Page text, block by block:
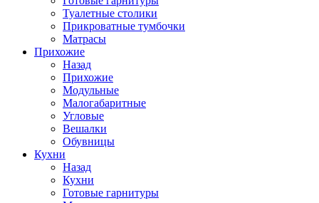
Туалетные столики
Прикроватные тумбочки
Матрасы
Прихожие
Назад
Прихожие
Модульные
Малогабаритные
Угловые
Вешалки
Обувницы
Кухни
Назад
Кухни
Готовые гарнитуры